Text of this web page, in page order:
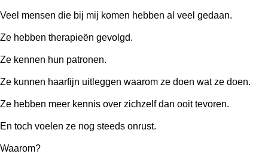
Veel mensen die bij mij komen hebben al veel gedaan.
Ze hebben therapieën gevolgd.
Ze kennen hun patronen.
Ze kunnen haarfijn uitleggen waarom ze doen wat ze doen.
Ze hebben meer kennis over zichzelf dan ooit tevoren.
En toch voelen ze nog steeds onrust.
Waarom?